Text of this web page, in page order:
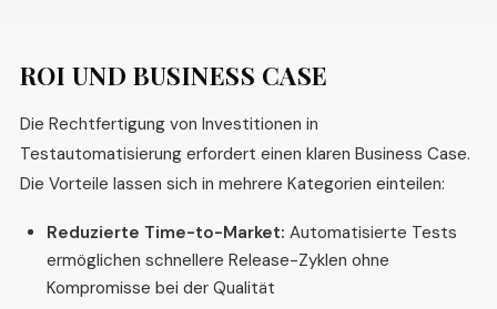
ROI UND BUSINESS CASE
Die Rechtfertigung von Investitionen in
Testautomatisierung erfordert einen klaren Business Case.
Die Vorteile lassen sich in mehrere Kategorien einteilen:
Reduzierte Time-to-Market: Automatisierte Tests
ermöglichen schnellere Release-Zyklen ohne
Kompromisse bei der Qualität